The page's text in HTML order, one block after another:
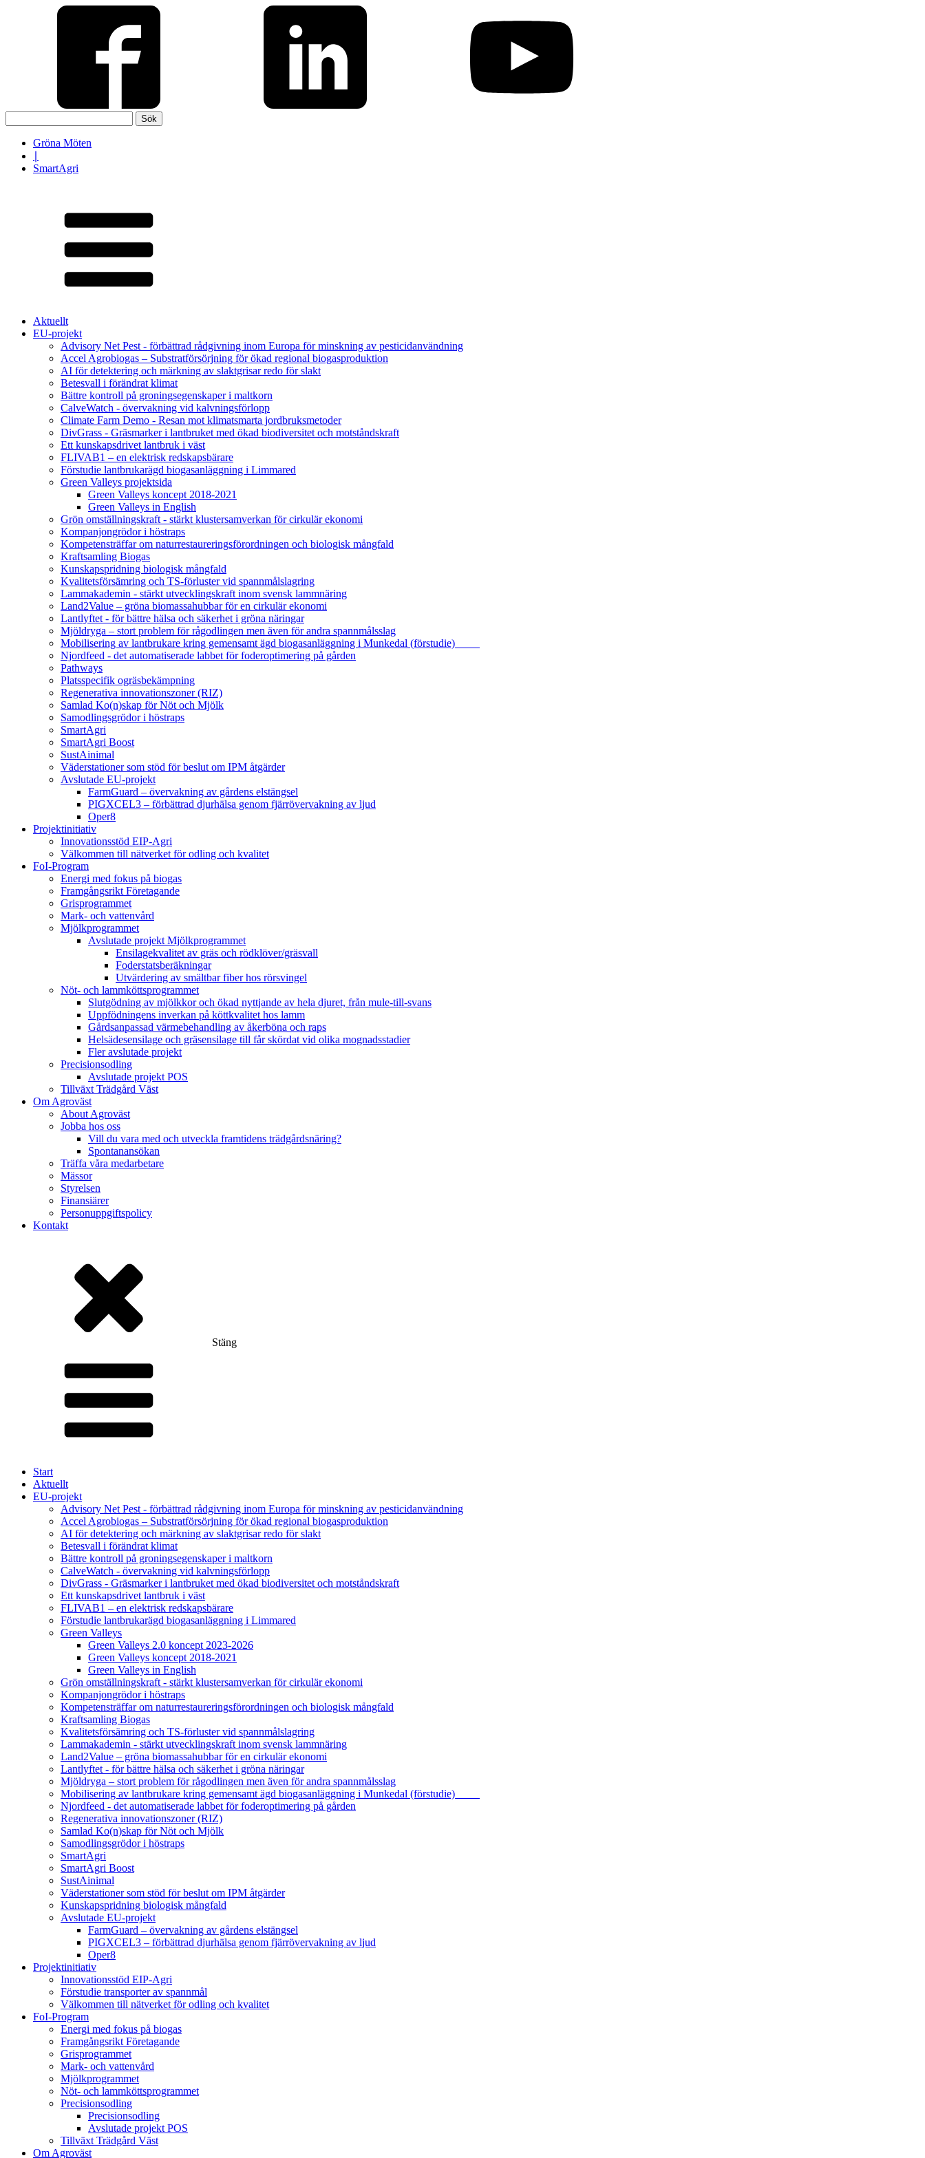
efter:
Gröna Möten
SmartAgri
Aktuellt
EU-projekt
Advisory Net Pest - förbättrad rådgivning inom Europa för minskning av pesticidanvändning
Accel Agrobiogas – Substratförsörjning för ökad regional biogasproduktion
AI för detektering och märkning av slaktgrisar redo för slakt
Betesvall i förändrat klimat
Bättre kontroll på groningsegenskaper i maltkorn
CalveWatch - övervakning vid kalvningsförlopp
Climate Farm Demo - Resan mot klimatsmarta jordbruksmetoder
DivGrass - Gräsmarker i lantbruket med ökad biodiversitet och motståndskraft
Ett kunskapsdrivet lantbruk i väst
FLIVAB1 – en elektrisk redskapsbärare
Förstudie lantbrukarägd biogasanläggning i Limmared
Green Valleys projektsida
Green Valleys koncept 2018-2021
Green Valleys in English
Grön omställningskraft - stärkt klustersamverkan för cirkulär ekonomi
Kompanjongrödor i höstraps
Kompetensträffar om naturrestaureringsförordningen och biologisk mångfald
Kraftsamling Biogas
Kunskapspridning biologisk mångfald
Kvalitetsförsämring och TS-förluster vid spannmålslagring
Lammakademin - stärkt utvecklingskraft inom svensk lammnäring
Land2Value – gröna biomassahubbar för en cirkulär ekonomi
Lantlyftet - för bättre hälsa och säkerhet i gröna näringar
Mjöldryga – stort problem för rågodlingen men även för andra spannmålsslag
Mobilisering av lantbrukare kring gemensamt ägd biogasanläggning i Munkedal (förstudie)
Njordfeed - det automatiserade labbet för foderoptimering på gården
Pathways
Platsspecifik ogräsbekämpning
Regenerativa innovationszoner (RIZ)
Samlad Ko(n)skap för Nöt och Mjölk
Samodlingsgrödor i höstraps
SmartAgri
SmartAgri Boost
SustAinimal
Väderstationer som stöd för beslut om IPM åtgärder
Avslutade EU-projekt
FarmGuard – övervakning av gårdens elstängsel
PIGXCEL3 – förbättrad djurhälsa genom fjärrövervakning av ljud
Oper8
Projektinitiativ
Innovationsstöd EIP-Agri
Välkommen till nätverket för odling och kvalitet
FoI-Program
Energi med fokus på biogas
Framgångsrikt Företagande
Grisprogrammet
Mark- och vattenvård
Mjölkprogrammet
Avslutade projekt Mjölkprogrammet
Ensilagekvalitet av gräs och rödklöver/gräsvall
Foderstatsberäkningar
Utvärdering av smältbar fiber hos rörsvingel
Nöt- och lammköttsprogrammet
Slutgödning av mjölkkor och ökad nyttjande av hela djuret, från mule-till-svans
Uppfödningens inverkan på köttkvalitet hos lamm
Gårdsanpassad värmebehandling av åkerböna och raps
Helsädesensilage och gräsensilage till får skördat vid olika mognadsstadier
Fler avslutade projekt
Precisionsodling
Avslutade projekt POS
Tillväxt Trädgård Väst
Om Agroväst
About Agroväst
Jobba hos oss
Vill du vara med och utveckla framtidens trädgårdsnäring?
Spontanansökan
Träffa våra medarbetare
Mässor
Styrelsen
Finansiärer
Personuppgiftspolicy
Kontakt
Stäng
Start
Aktuellt
EU-projekt
Advisory Net Pest - förbättrad rådgivning inom Europa för minskning av pesticidanvändning
Accel Agrobiogas – Substratförsörjning för ökad regional biogasproduktion
AI för detektering och märkning av slaktgrisar redo för slakt
Betesvall i förändrat klimat
Bättre kontroll på groningsegenskaper i maltkorn
CalveWatch - övervakning vid kalvningsförlopp
DivGrass - Gräsmarker i lantbruket med ökad biodiversitet och motståndskraft
Ett kunskapsdrivet lantbruk i väst
FLIVAB1 – en elektrisk redskapsbärare
Förstudie lantbrukarägd biogasanläggning i Limmared
Green Valleys
Green Valleys 2.0 koncept 2023-2026
Green Valleys koncept 2018-2021
Green Valleys in English
Grön omställningskraft - stärkt klustersamverkan för cirkulär ekonomi
Kompanjongrödor i höstraps
Kompetensträffar om naturrestaureringsförordningen och biologisk mångfald
Kraftsamling Biogas
Kvalitetsförsämring och TS-förluster vid spannmålslagring
Lammakademin - stärkt utvecklingskraft inom svensk lammnäring
Land2Value – gröna biomassahubbar för en cirkulär ekonomi
Lantlyftet - för bättre hälsa och säkerhet i gröna näringar
Mjöldryga – stort problem för rågodlingen men även för andra spannmålsslag
Mobilisering av lantbrukare kring gemensamt ägd biogasanläggning i Munkedal (förstudie)
Njordfeed - det automatiserade labbet för foderoptimering på gården
Regenerativa innovationszoner (RIZ)
Samlad Ko(n)skap för Nöt och Mjölk
Samodlingsgrödor i höstraps
SmartAgri
SmartAgri Boost
SustAinimal
Väderstationer som stöd för beslut om IPM åtgärder
Kunskapspridning biologisk mångfald
Avslutade EU-projekt
FarmGuard – övervakning av gårdens elstängsel
PIGXCEL3 – förbättrad djurhälsa genom fjärrövervakning av ljud
Oper8
Projektinitiativ
Innovationsstöd EIP-Agri
Förstudie transporter av spannmål
Välkommen till nätverket för odling och kvalitet
FoI-Program
Energi med fokus på biogas
Framgångsrikt Företagande
Grisprogrammet
Mark- och vattenvård
Mjölkprogrammet
Nöt- och lammköttsprogrammet
Precisionsodling
Precisionsodling
Avslutade projekt POS
Tillväxt Trädgård Väst
Om Agroväst